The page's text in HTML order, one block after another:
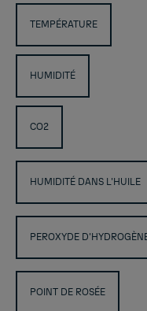
TEMPÉRATURE
HUMIDITÉ
CO2
HUMIDITÉ DANS L'HUILE
PEROXYDE
POINT DE ROSÉE